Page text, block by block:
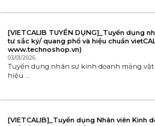
[VIETCALIB TUYỂN DỤNG]_Tuyển dụng
tư sắc ký/ quang phổ và hiệu chuẩn
www.technoshop.vn)
03/01/2026
Tuyển dụng nhân sự kinh doanh mảng
hiệu ...
[VIETCALIB]_Tuyển dụng Nhân viên Kinh